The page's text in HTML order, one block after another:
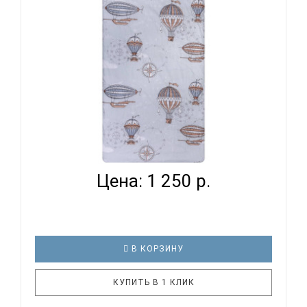
стиркам – очень важные пар..
ВОМБАТИК CLASSIC COLLECTION
ПУТЕШЕСТВЕННИКИ - ПРОС...
Цена: 1 250 р.
В КОРЗИНУ
КУПИТЬ В 1 КЛИК